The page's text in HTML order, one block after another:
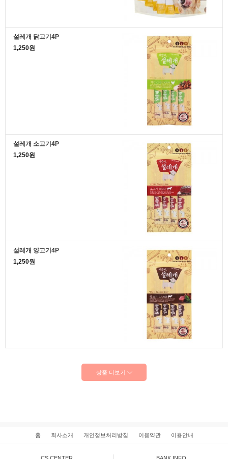
설레개 닭고기4P
1,250원
설레개 소고기4P
1,250원
설레개 양고기4P
1,250원
상품 더보기
홈 회사소개 개인정보처리방침 이용약관 이용안내